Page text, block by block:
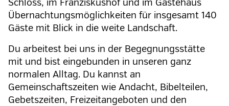
Schloss, im Franziskushof und im Gästehaus
Übernachtungsmöglichkeiten für insgesamt 140
Gäste mit Blick in die weite Landschaft.
Du arbeitest bei uns in der Begegnungsstätte
mit und bist eingebunden in unseren ganz
normalen Alltag. Du kannst an
Gemeinschaftszeiten wie Andacht, Bibelteilen,
Gebetszeiten, Freizeitangeboten und den